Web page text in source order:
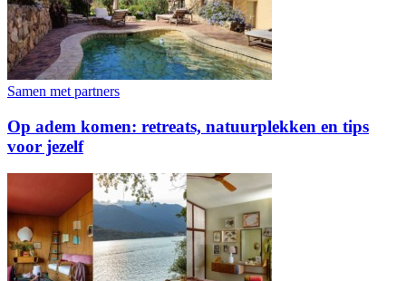
Samen met partners
Op adem komen: retreats, natuurplekken en tips
voor jezelf